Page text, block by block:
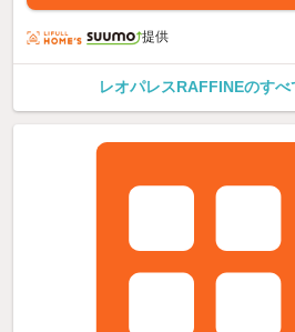
提供
レオパレスRAFFINEのす